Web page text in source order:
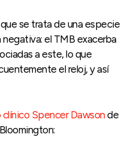
se trata de una especie
el TMB exacerba
a este, lo que
el reloj, y así
Spencer Dawsonde